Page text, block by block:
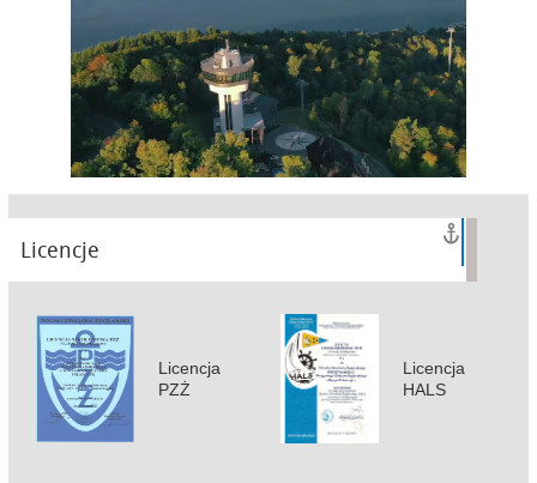
Licencje
Licencja
PZŻ
Licencja
HALS